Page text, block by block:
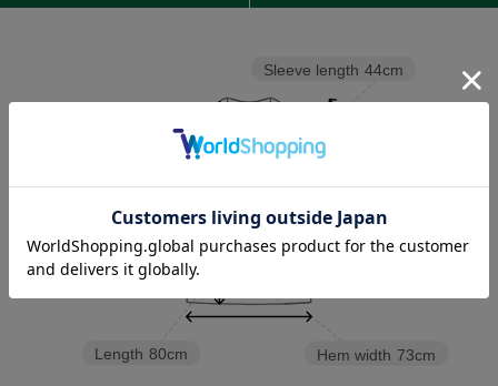
Hem width 73cm
Sleeve length 44cm
Length 80cm